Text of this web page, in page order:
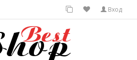
Вход